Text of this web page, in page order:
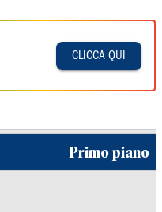
CLICCA QUI
Primo piano